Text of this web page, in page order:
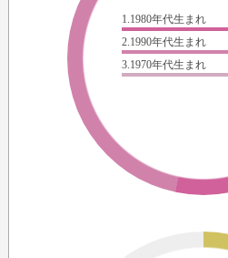
1.1980年代生まれ
2.1990年代生まれ
3.1970年代生まれ